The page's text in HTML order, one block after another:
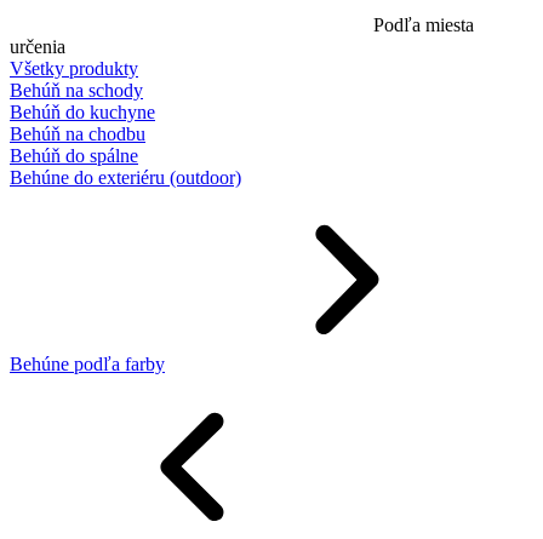
Podľa miesta
určenia
Všetky produkty
Behúň na schody
Behúň do kuchyne
Behúň na chodbu
Behúň do spálne
Behúne do exteriéru (outdoor)
Behúne podľa farby